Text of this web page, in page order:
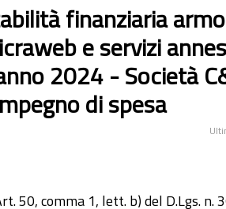
finanziaria
e servizi
2024 - Società
di spesa
50, comma 1, lett. b) del D.Lgs. n.